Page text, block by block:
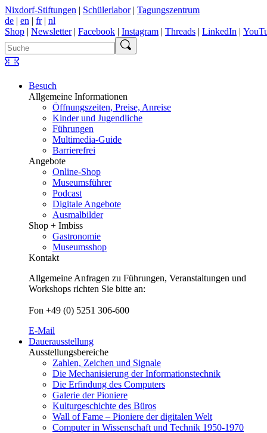
Nixdorf-Stiftungen | Schülerlabor| Tagungszentrum
de | en | fr| nl
Shop | Newsletter| Facebook | Instagram | Threads | LinkedIn |
Besuch
Allgemeine Informationen
Öffnungszeiten, Preise, Anreise
Kinder und Jugendliche
Führungen
Multimedia-Guide
Barrierefrei
Angebote
Online-Shop
Museumsführer
Podcast
Digitale Angebote
Ausmalbilder
Shop + Imbiss
Gastronomie
Museumsshop
Kontakt
Allgemeine Anfragen zu Führungen, Veranstaltungen und
Workshops richten Sie bitte an:
Fon +49 (0) 5251 306-600
E-Mail
Dauerausstellung
Ausstellungsbereiche
Zahlen, Zeichen und Signale
Die Mechanisierung der Informationstechnik
Die Erfindung des Computers
Galerie der Pioniere
Kulturgeschichte des Büros
Wall of Fame – Pioniere der digitalen Welt
Computer in Wissenschaft und Technik 1950-1970